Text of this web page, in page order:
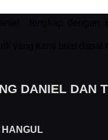
DANIEL DAN
HANGUL